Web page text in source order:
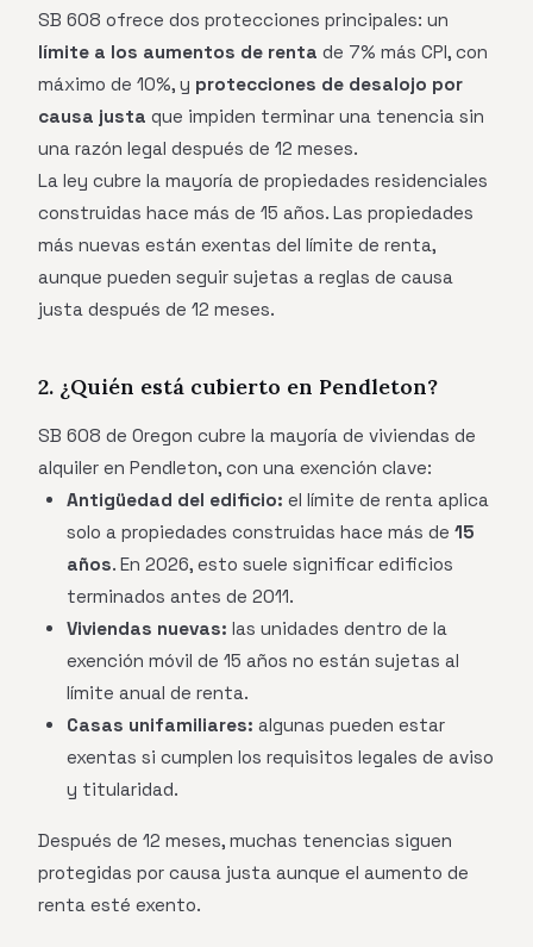
SB 608 ofrece dos protecciones principales: un
límite a los aumentos de renta de 7% más CPI, con
máximo de 10%, y protecciones de desalojo por
causa justa que impiden terminar una tenencia sin
una razón legal después de 12 meses.
La ley cubre la mayoría de propiedades residenciales
construidas hace más de 15 años. Las propiedades
más nuevas están exentas del límite de renta,
aunque pueden seguir sujetas a reglas de causa
justa después de 12 meses.
2. ¿Quién está cubierto en Pendleton?
SB 608 de Oregon cubre la mayoría de viviendas de
alquiler en Pendleton, con una exención clave:
Antigüedad del edificio: el límite de renta aplica
solo a propiedades construidas hace más de 15
años. En 2026, esto suele significar edificios
terminados antes de 2011.
Viviendas nuevas: las unidades dentro de la
exención móvil de 15 años no están sujetas al
límite anual de renta.
Casas unifamiliares: algunas pueden estar
exentas si cumplen los requisitos legales de aviso
y titularidad.
Después de 12 meses, muchas tenencias siguen
protegidas por causa justa aunque el aumento de
renta esté exento.